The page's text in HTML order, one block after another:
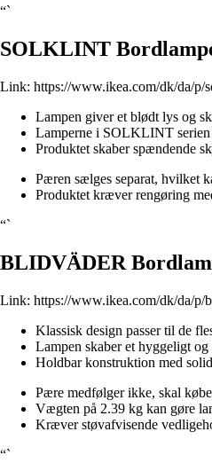
“`
SOLKLINT
Link: https://www.ikea.com/dk/da/p/
Lampen giver et blødt lys og
Lamperne i SOLKLINT serien
Produktet skaber spændende
Pæren sælges separat, hvilket
Produktet kræver rengøring
“`
BLIDVÄDER
Link: https://www.ikea.com/dk/da/p/
Klassisk design passer til de
Lampen skaber et hyggeligt
Holdbar konstruktion med
Pære medfølger ikke, skal
Vægten på 2.39 kg kan gøre
Kræver støvafvisende
“`